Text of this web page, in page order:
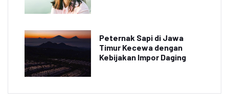
Peternak Sapi di Jawa
Timur Kecewa dengan
Kebijakan Impor Daging